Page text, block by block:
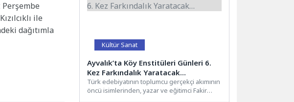
Perşembe
ile
dağıtımla
Kültür Sanat
Ayvalık’ta Köy Enstitüleri Günleri 6.
Kez Farkındalık Yaratacak…
Türk edebiyatının toplumcu gerçekçi akımının
öncü isimlerinden, yazar ve eğitimci Fakir